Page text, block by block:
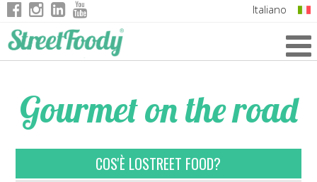
Italiano
Gourmet on the road
COS'È LOSTREET FOOD?